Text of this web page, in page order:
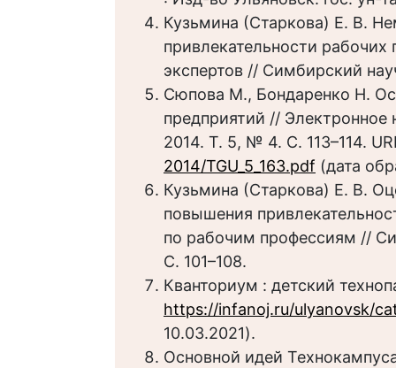
Кузьмина (Старкова) Е. В.
привлекательности
экспертов // Симбирский
Сюпова М., Бондаренко Н.
предприятий // Электронное
2014. Т. 5, № 4. С. 113–114.
2014/TGU_5_163.pdf (дата
Кузьмина (Старкова) Е. В.
повышения
по рабочим профессиям //
С. 101–108.
Кванториум : детский
https://infanoj.ru/ulyanovsk/
10.03.2021).
Основной идей